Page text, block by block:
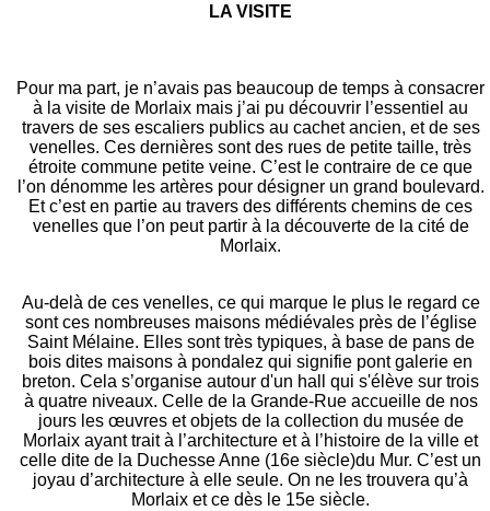
LA VISITE
Pour ma part, je n’avais pas beaucoup de temps à consacrer
à la visite de Morlaix mais j’ai pu découvrir l’essentiel au
travers de ses escaliers publics au cachet ancien, et de ses
venelles. Ces dernières sont des rues de petite taille, très
étroite commune petite veine. C’est le contraire de ce que
l’on dénomme les artères pour désigner un grand boulevard.
Et c’est en partie au travers des différents chemins de ces
venelles que l’on peut partir à la découverte de la cité de
Morlaix.
Au-delà de ces venelles, ce qui marque le plus le regard ce
sont ces nombreuses maisons médiévales près de l’église
Saint Mélaine. Elles sont très typiques, à base de pans de
bois dites maisons à pondalez qui signifie pont galerie en
breton. Cela s’organise autour d'un hall qui s'élève sur trois
à quatre niveaux. Celle de la Grande-Rue accueille de nos
jours les œuvres et objets de la collection du musée de
Morlaix ayant trait à l’architecture et à l’histoire de la ville et
celle dite de la Duchesse Anne (16e siècle)du Mur. C’est un
joyau d’architecture à elle seule. On ne les trouvera qu’à
Morlaix et ce dès le 15e siècle.